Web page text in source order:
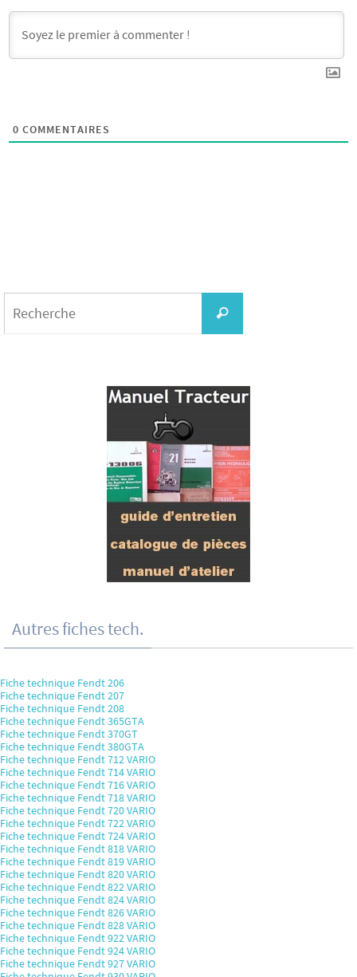
0 COMMENTAIRES
Recherche
Autres fiches tech.
Fiche technique Fendt 206
Fiche technique Fendt 207
Fiche technique Fendt 208
Fiche technique Fendt 365GTA
Fiche technique Fendt 370GT
Fiche technique Fendt 380GTA
Fiche technique Fendt 712 VARIO
Fiche technique Fendt 714 VARIO
Fiche technique Fendt 716 VARIO
Fiche technique Fendt 718 VARIO
Fiche technique Fendt 720 VARIO
Fiche technique Fendt 722 VARIO
Fiche technique Fendt 724 VARIO
Fiche technique Fendt 818 VARIO
Fiche technique Fendt 819 VARIO
Fiche technique Fendt 820 VARIO
Fiche technique Fendt 822 VARIO
Fiche technique Fendt 824 VARIO
Fiche technique Fendt 826 VARIO
Fiche technique Fendt 828 VARIO
Fiche technique Fendt 922 VARIO
Fiche technique Fendt 924 VARIO
Fiche technique Fendt 927 VARIO